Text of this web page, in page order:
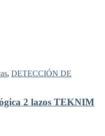
, DETECCIÓN DE
2 lazos TEKNIM